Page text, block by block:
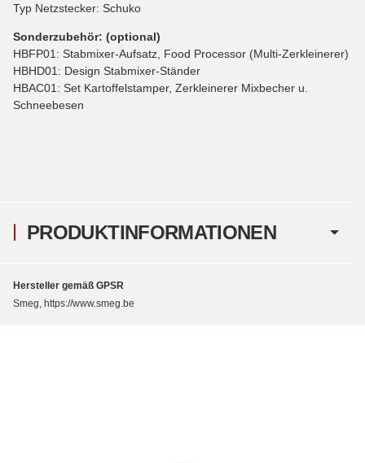
PRODUKTINFORMATIONEN
Typ Netzstecker: Schuko
Sonderzubehör: (optional)
HBFP01: Stabmixer-Aufsatz, Food Processor (Multi-Zerkleinerer)
HBHD01: Design Stabmixer-Ständer
HBAC01: Set Kartoffelstamper, Zerkleinerer Mixbecher u.
Schneebesen
Hersteller gemäß GPSR
Smeg, https://www.smeg.be